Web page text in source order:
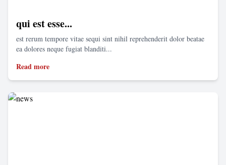
qui est esse...
est rerum tempore vitae sequi sint nihil reprehenderit dolor beatae
ea dolores neque fugiat blanditi...
Read more